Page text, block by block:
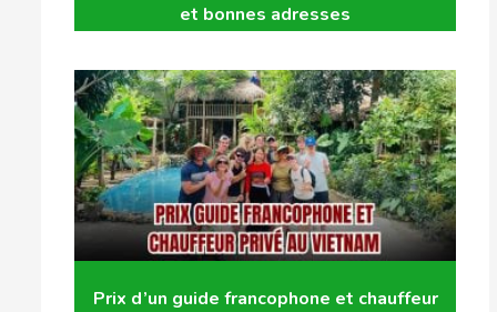
et bonnes adresses
Prix d’un guide francophone et chauffeur